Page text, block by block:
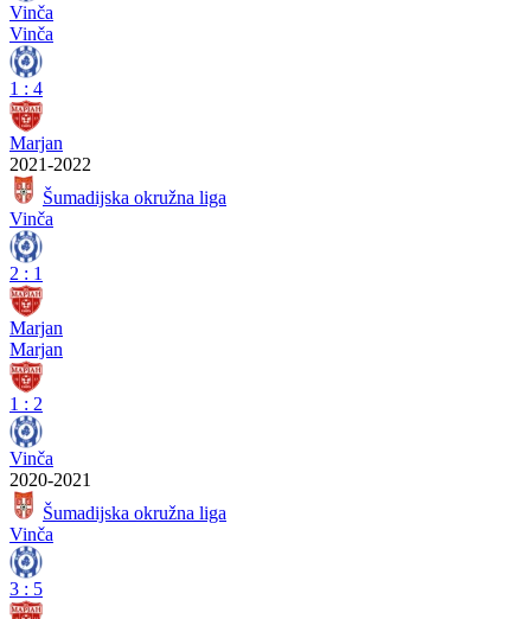
Vinča
Vinča
1 : 4
Marjan
2021-2022
Šumadijska okružna liga
Vinča
2 : 1
Marjan
Marjan
1 : 2
Vinča
2020-2021
Šumadijska okružna liga
Vinča
3 : 5